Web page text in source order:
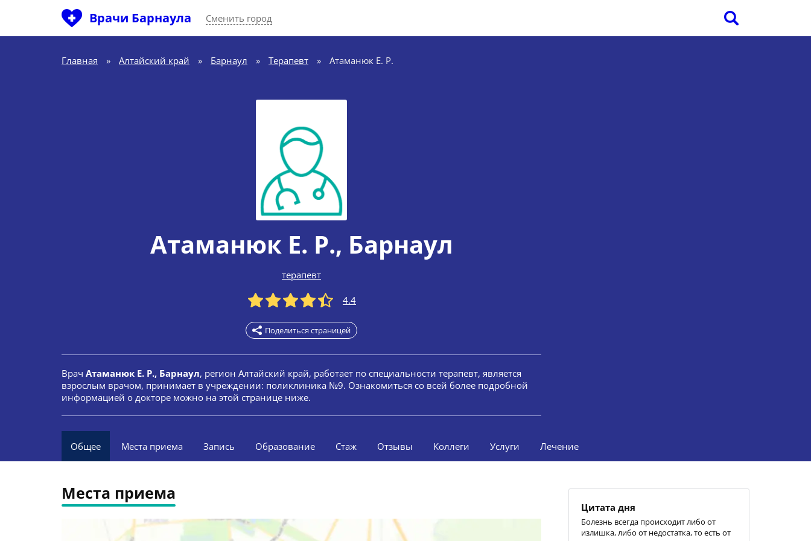
Врачи Барнаула Сменить город
Главная » Алтайский край » Барнаул » Терапевт » Атаманюк Е. Р.
Атаманюк Е. Р., Барнаул
терапевт
4.4
Поделиться страницей
Врач Атаманюк Е. Р., Барнаул, регион Алтайский край, работает по специальности терапевт, является
взрослым врачом, принимает в учреждении: поликлиника №9. Ознакомиться со всей более подробной
информацией о докторе можно на этой странице ниже.
Общее Места приема Запись Образование Стаж Отзывы Коллеги Услуги Лечение
Места приема
Цитата дня
Болезнь всегда происходит либо от
излишка, либо от недостатка, то есть от